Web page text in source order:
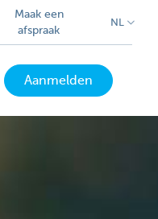
Maak een
afspraak
NL
Aanmelden